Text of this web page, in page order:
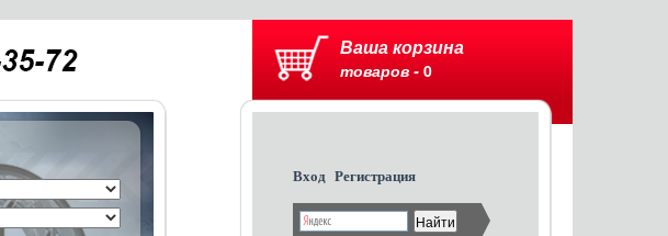
Ваша корзина
товаров - 0
Вход Регистрация